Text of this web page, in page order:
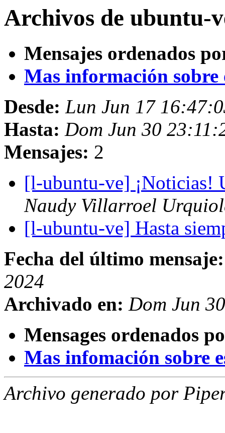
Archivos de ubuntu-
Mensajes ordenados
Mas información sobre
Desde: Lun Jun 17
Hasta: Dom Jun 30
Mensajes: 2
[l-ubuntu-ve] ¡Noticias!
Naudy Villarroel
[l-ubuntu-ve] Hasta
Fecha del último mensaje:
2024
Archivado en: Dom Jun
Mensages ordenados
Mas infomación sobre
Archivo generado por